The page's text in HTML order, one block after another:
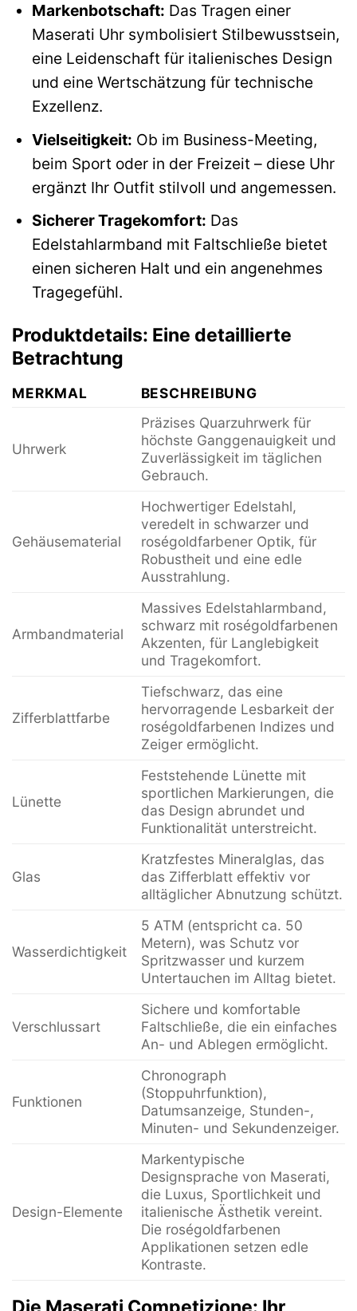
Markenbotschaft: Das Tragen einer
Maserati Uhr symbolisiert Stilbewusstsein,
eine Leidenschaft für italienisches Design
und eine Wertschätzung für technische
Exzellenz.
Vielseitigkeit: Ob im Business-Meeting,
beim Sport oder in der Freizeit – diese Uhr
ergänzt Ihr Outfit stilvoll und angemessen.
Sicherer Tragekomfort: Das
Edelstahlarmband mit Faltschließe bietet
einen sicheren Halt und ein angenehmes
Tragegefühl.
Produktdetails: Eine detaillierte
Betrachtung
MERKMAL BESCHREIBUNG
Uhrwerk
Präzises Quarzuhrwerk für
höchste Ganggenauigkeit und
Zuverlässigkeit im täglichen
Gebrauch.
Gehäusematerial
Hochwertiger Edelstahl,
veredelt in schwarzer und
roségoldfarbener Optik, für
Robustheit und eine edle
Ausstrahlung.
Armbandmaterial
Massives Edelstahlarmband,
schwarz mit roségoldfarbenen
Akzenten, für Langlebigkeit
und Tragekomfort.
Zifferblattfarbe
Tiefschwarz, das eine
hervorragende Lesbarkeit der
roségoldfarbenen Indizes und
Zeiger ermöglicht.
Lünette
Feststehende Lünette mit
sportlichen Markierungen, die
das Design abrundet und
Funktionalität unterstreicht.
Glas
Kratzfestes Mineralglas, das
das Zifferblatt effektiv vor
alltäglicher Abnutzung schützt.
Wasserdichtigkeit
5 ATM (entspricht ca. 50
Metern), was Schutz vor
Spritzwasser und kurzem
Untertauchen im Alltag bietet.
Verschlussart
Sichere und komfortable
Faltschließe, die ein einfaches
An- und Ablegen ermöglicht.
Funktionen
Chronograph
(Stoppuhrfunktion),
Datumsanzeige, Stunden-,
Minuten- und Sekundenzeiger.
Design-Elemente
Markentypische
Designsprache von Maserati,
die Luxus, Sportlichkeit und
italienische Ästhetik vereint.
Die roségoldfarbenen
Applikationen setzen edle
Kontraste.